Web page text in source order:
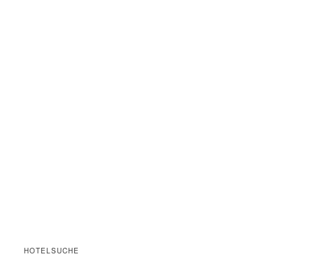
HOTELSUCHE